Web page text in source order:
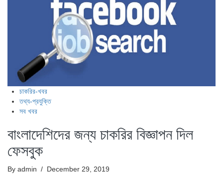
চাকরির-খবর
তথ্য-প্রযুক্তি
সব খবর
বাংলাদেশিদের জন্য চাকরির বিজ্ঞাপন দিল
ফেসবুক
By admin / December 29, 2019